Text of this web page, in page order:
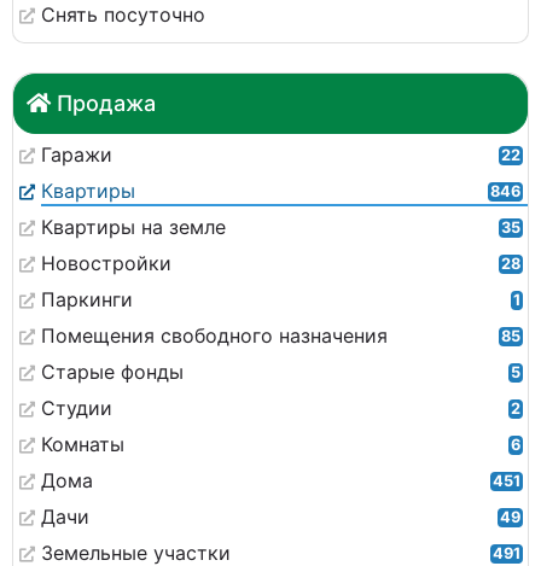
Снять посуточно
Продажа
Гаражи 22
Квартиры 846
Квартиры на земле 35
Новостройки 28
Паркинги 1
Помещения свободного назначения 85
Старые фонды 5
Студии 2
Комнаты 6
Дома 451
Дачи 49
Земельные участки 491